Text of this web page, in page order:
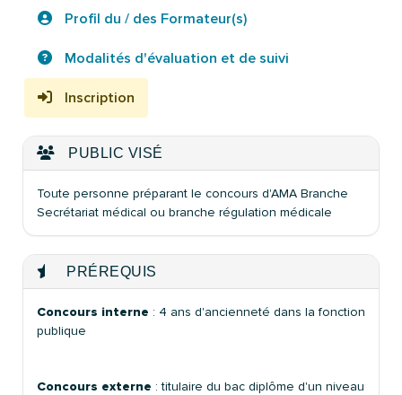
Profil du / des Formateur(s)
Modalités d'évaluation et de suivi
Inscription
PUBLIC VISÉ
Toute personne préparant le concours d'AMA Branche
Secrétariat médical ou branche régulation médicale
PRÉREQUIS
Concours interne : 4 ans d'ancienneté dans la fonction
publique
Concours externe : titulaire du bac diplôme d'un niveau